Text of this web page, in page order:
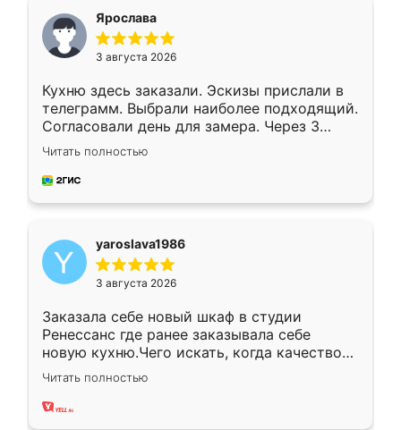
Ярослава
3 августа 2026
Кухню здесь заказали. Эскизы прислали в
телеграмм. Выбрали наиболее подходящий.
Согласовали день для замера. Через 3
недели кухня была уже готова. Остались
довольны работой. Спасибо Ренессанс
мебель за качественную работу!
Читать полностью
yaroslava1986
3 августа 2026
Заказала себе новый шкаф в студии
Ренессанс где ранее заказывала себе
новую кухню.Чего искать, когда качеством
вполне довольна. Служит кухня уже почти
два года, нареканий нет.
Читать полностью